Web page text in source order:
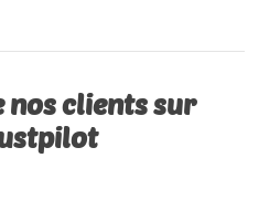
nos clients sur